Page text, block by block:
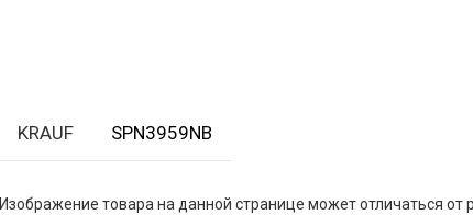
KRAUF SPN3959NB
Изображение товара на данной странице может отличаться от